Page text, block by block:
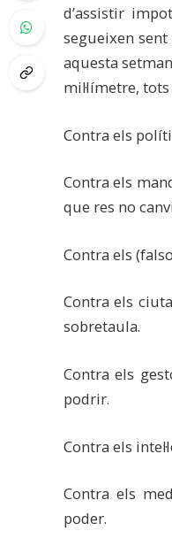
d’assistir
segueixen
aquesta
mil·límetre,
Contra els
Contra els
que res no
Contra els
Contra els
sobretaula.
Contra els
podrir.
Contra els
Contra els
poder.